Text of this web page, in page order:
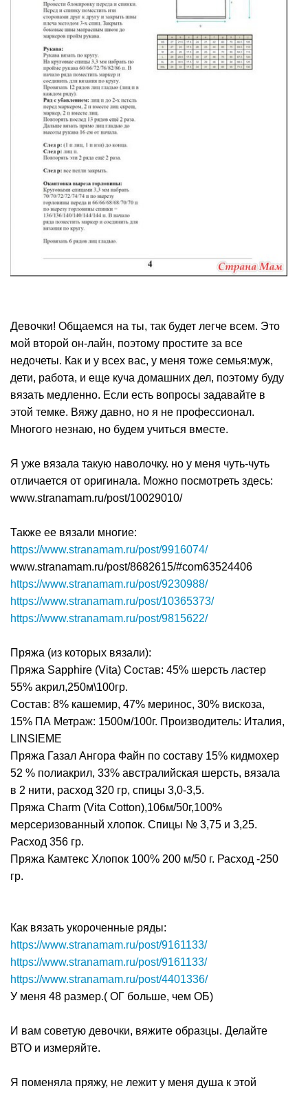
Девочки! Общаемся на ты, так будет легче всем. Это
мой второй он-лайн, поэтому простите за все
недочеты. Как и у всех вас, у меня тоже семья:муж,
дети, работа, и еще куча домашних дел, поэтому буду
вязать медленно. Если есть вопросы задавайте в
этой темке. Вяжу давно, но я не профессионал.
Многого незнаю, но будем учиться вместе.
Я уже вязала такую наволочку. но у меня чуть-чуть
отличается от оригинала. Можно посмотреть здесь:
www.stranamam.ru/post/10029010/
Также ее вязали многие:
https://www.stranamam.ru/post/9916074/
www.stranamam.ru/post/8682615/#com63524406
https://www.stranamam.ru/post/9230988/
https://www.stranamam.ru/post/10365373/
https://www.stranamam.ru/post/9815622/
Пряжа (из которых вязали):
Пряжа Sapphire (Vita) Состав: 45% шерсть ластер
55% акрил,250м\100гр.
Состав: 8% кашемир, 47% меринос, 30% вискоза,
15% ПА Метраж: 1500м/100г. Производитель: Италия,
LINSIEME
Пряжа Газал Ангора Файн по составу 15% кидмохер
52 % полиакрил, 33% австралийская шерсть, вязала
в 2 нити, расход 320 гр, спицы 3,0-3,5.
Пряжа Сharm (Vita Cotton),106м/50г,100%
мерсеризованный хлопок. Спицы № 3,75 и 3,25.
Расход 356 гр.
Пряжа Камтекс Хлопок 100% 200 м/50 г. Расход -250
гр.
Как вязать укороченные ряды:
https://www.stranamam.ru/post/9161133/
https://www.stranamam.ru/post/9161133/
https://www.stranamam.ru/post/4401336/
У меня 48 размер.( ОГ больше, чем ОБ)
И вам советую девочки, вяжите образцы. Делайте
ВТО и измеряйте.
Я поменяла пряжу, не лежит у меня душа к этой